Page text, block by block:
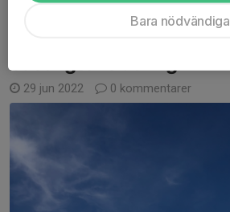
Läs mer
29 jun 2022 0 kommentarer
Bara nödvändiga